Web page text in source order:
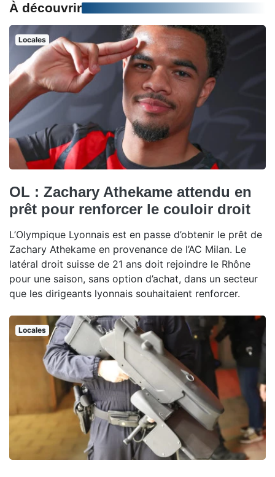
À découvrir
Locales
OL : Zachary Athekame attendu en
prêt pour renforcer le couloir droit
L’Olympique Lyonnais est en passe d’obtenir le prêt de
Zachary Athekame en provenance de l’AC Milan. Le
latéral droit suisse de 21 ans doit rejoindre le Rhône
pour une saison, sans option d’achat, dans un secteur
que les dirigeants lyonnais souhaitaient renforcer.
Locales